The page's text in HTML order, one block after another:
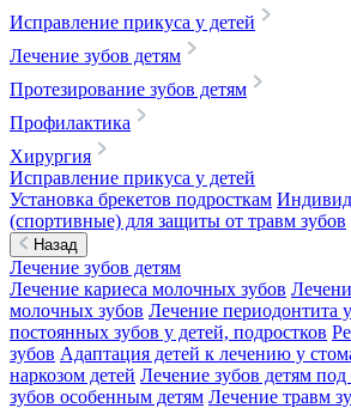
Исправление прикуса у детей
Лечение зубов детям
Протезирование зубов детям
Профилактика
Хирургия
Исправление прикуса у детей
Установка брекетов подросткам
(спортивные) для защиты от травм зубов
Назад
Лечение зубов детям
Лечение кариеса молочных зубов
молочных зубов Лечение периодонтита
постоянных зубов у детей, подростков
зубов Адаптация детей к лечению у
наркозом детей Лечение зубов детям под
зубов особенным детям Лечение травм